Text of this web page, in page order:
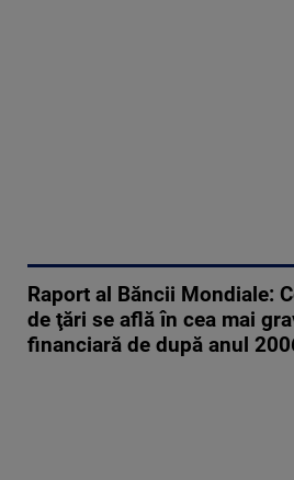
Raport al Băncii Mondiale:
de ţări se află în cea mai
financiară de după anul